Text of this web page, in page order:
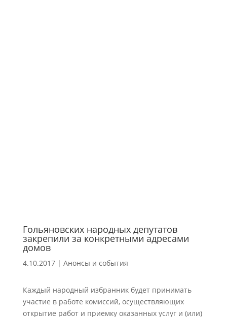
Гольяновских народных депутатов
закрепили за конкретными адресами
домов
4.10.2017| Анонсы и события
Каждый народный избранник будет принимать
участие в работе комиссий, осуществляющих
открытие работ и приемку оказанных услуг и (или)